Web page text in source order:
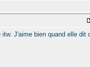
J'aime bien quand elle dit